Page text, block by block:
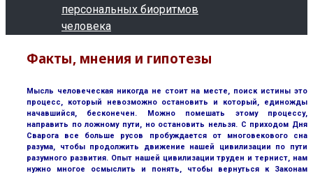
персональных биоритмов
человека
Факты, мнения и гипотезы
Мысль человеческая никогда не стоит на месте, поиск истины это
процесс, который невозможно остановить и который, единожды
начавшийся, бесконечен. Можно помешать этому процессу,
направить по ложному пути, но остановить нельзя. С приходом Дня
Сварога все больше русов пробуждается от многовекового сна
разума, чтобы продолжить движение нашей цивилизации по пути
разумного развития. Опыт нашей цивилизации труден и тернист, нам
нужно многое осмыслить и понять, чтобы вернуться к Законам